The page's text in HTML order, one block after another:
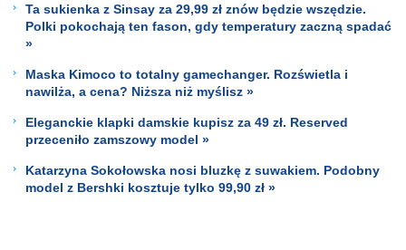
Ta sukienka z Sinsay za 29,99 zł znów będzie wszędzie.
Polki pokochają ten fason, gdy temperatury zaczną spadać
»
Maska Kimoco to totalny gamechanger. Rozświetla i
nawilża, a cena? Niższa niż myślisz »
Eleganckie klapki damskie kupisz za 49 zł. Reserved
przeceniło zamszowy model »
Katarzyna Sokołowska nosi bluzkę z suwakiem. Podobny
model z Bershki kosztuje tylko 99,90 zł »